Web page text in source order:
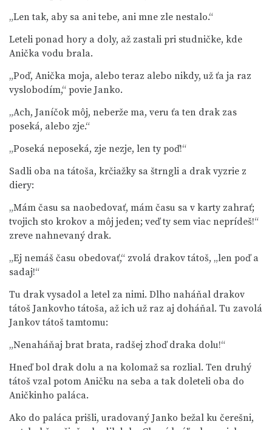
„Len tak, aby sa ani tebe, ani mne zle nestalo.“
Leteli ponad hory a doly, až zastali pri studničke, kde
Anička vodu brala.
„Poď, Anička moja, alebo teraz alebo nikdy, už ťa ja raz
vyslobodím,“ povie Janko.
„Ach, Janíčok môj, neberže ma, veru ťa ten drak zas
poseká, alebo zje.“
„Poseká neposeká, zje nezje, len ty poď!“
Sadli oba na tátoša, krčiažky sa štrngli a drak vyzrie z
diery:
„Mám času sa naobedovať, mám času sa v karty zahrať;
tvojich sto krokov a môj jeden; veď ty sem viac neprídeš!“
zreve nahnevaný drak.
„Ej nemáš času obedovať,“ zvolá drakov tátoš, „len poď a
sadaj!“
Tu drak vysadol a letel za nimi. Dlho naháňal drakov
tátoš Jankovho tátoša, až ich už raz aj doháňal. Tu zavolá
Jankov tátoš tamtomu:
„Nenaháňaj brat brata, radšej zhoď draka dolu!“
Hneď bol drak dolu a na kolomaž sa rozlial. Ten druhý
tátoš vzal potom Aničku na seba a tak doleteli oba do
Aničkinho paláca.
Ako do paláca prišli, uradovaný Janko bežal ku čerešni,